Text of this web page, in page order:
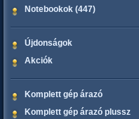
Notebookok (447)
Újdonságok
Akciók
Komplett gép árazó
Komplett gép árazó plussz